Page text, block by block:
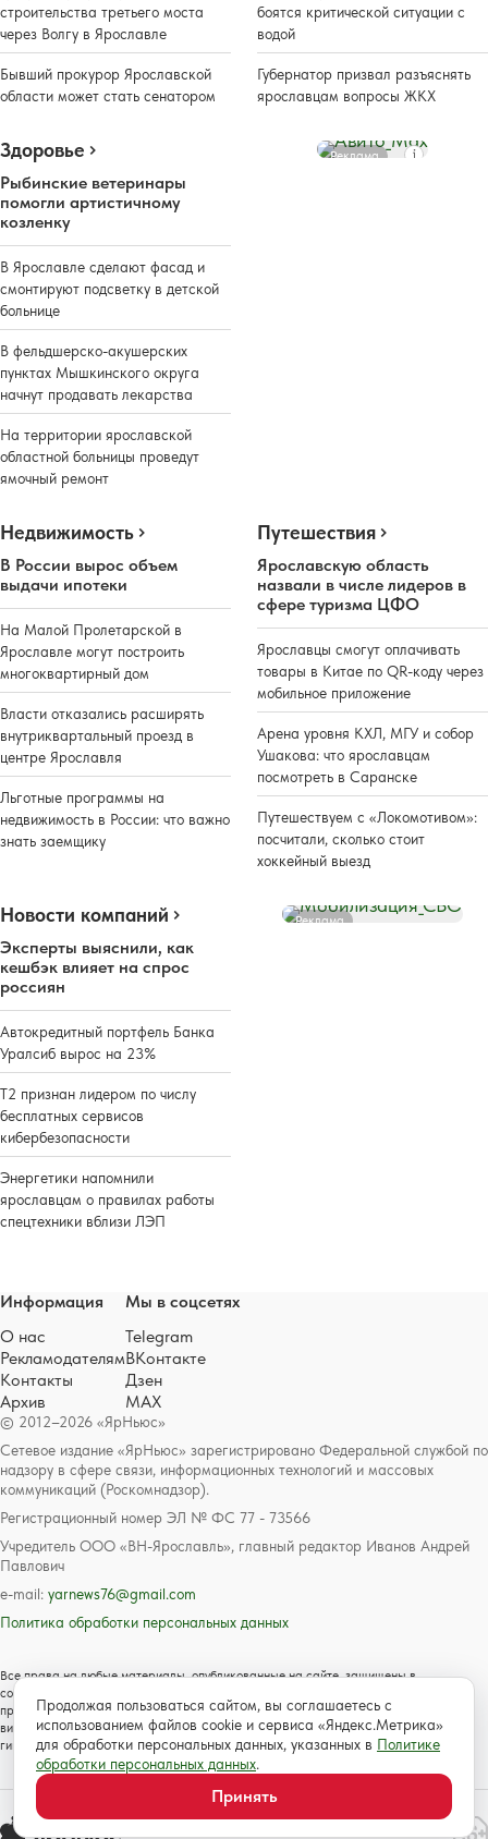
строительства третьего моста
через Волгу в Ярославле
Бывший прокурор Ярославской
области может стать сенатором
боятся критической ситуации с
водой
Губернатор призвал разъяснять
ярославцам вопросы ЖКХ
Здоровье
Рыбинские ветеринары
помогли артистичному
козленку
В Ярославле сделают фасад и
смонтируют подсветку в детской
больнице
В фельдшерско-акушерских
пунктах Мышкинского округа
начнут продавать лекарства
На территории ярославской
областной больницы проведут
ямочный ремонт
Реклама
Недвижимость
В России вырос объем
выдачи ипотеки
На Малой Пролетарской в
Ярославле могут построить
многоквартирный дом
Власти отказались расширять
внутриквартальный проезд в
центре Ярославля
Льготные программы на
недвижимость в России: что важно
знать заемщику
Путешествия
Ярославскую область
назвали в числе лидеров в
сфере туризма ЦФО
Ярославцы смогут оплачивать
товары в Китае по QR-коду через
мобильное приложение
Арена уровня КХЛ, МГУ и собор
Ушакова: что ярославцам
посмотреть в Саранске
Путешествуем с «Локомотивом»:
посчитали, сколько стоит
хоккейный выезд
Новости компаний
Эксперты выяснили, как
кешбэк влияет на спрос
россиян
Автокредитный портфель Банка
Уралсиб вырос на 23%
Т2 признан лидером по числу
бесплатных сервисов
кибербезопасности
Энергетики напомнили
ярославцам о правилах работы
спецтехники вблизи ЛЭП
Реклама
© 2012–2026 «ЯрНьюс»
Сетевое издание «ЯрНьюс» зарегистрировано Федеральной службой по
надзору в сфере связи, информационных технологий и массовых
коммуникаций (Роскомнадзор).
Регистрационный номер ЭЛ № ФС 77 - 73566
Учредитель ООО «ВН-Ярославль», главный редактор Иванов Андрей
Павлович
e-mail: yarnews76@gmail.com
Политика обработки персональных данных
Все права на любые материалы, опубликованные на сайте, защищены в
соответствии с российским и международным законодательством об авторском
праве и смежных правах. Любое использование текстовых, фото, аудио и
видеоматериалов возможно только с согласия правообладателя с обязательной
гиперссылкой на сайт https://www.yarnews.net; Для детей старше 16 лет.
Информация
О нас
Рекламодателям
Контакты
Архив
Мы в соцсетях
Telegram
ВКонтакте
Дзен
MAX
Продолжая пользоваться сайтом, вы соглашаетесь с
использованием файлов cookie и сервиса «Яндекс.Метрика»
для обработки персональных данных, указанных в Политике
обработки персональных данных.
Принять